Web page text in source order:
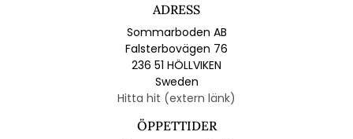
ADRESS
Sommarboden AB
Falsterbovägen 76
236 51 HÖLLVIKEN
Sweden
Hitta hit (extern länk)
ÖPPETTIDER